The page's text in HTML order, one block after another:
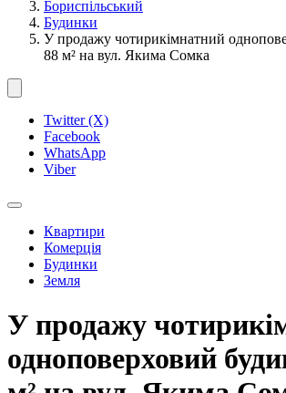
Бориспільський
Будинки
У продажу чотирикімнатний
88 м² на вул. Якима Сомка
Twitter (X)
Facebook
WhatsApp
Viber
Квартири
Комерція
Будинки
Земля
У продажу
одноповерховий